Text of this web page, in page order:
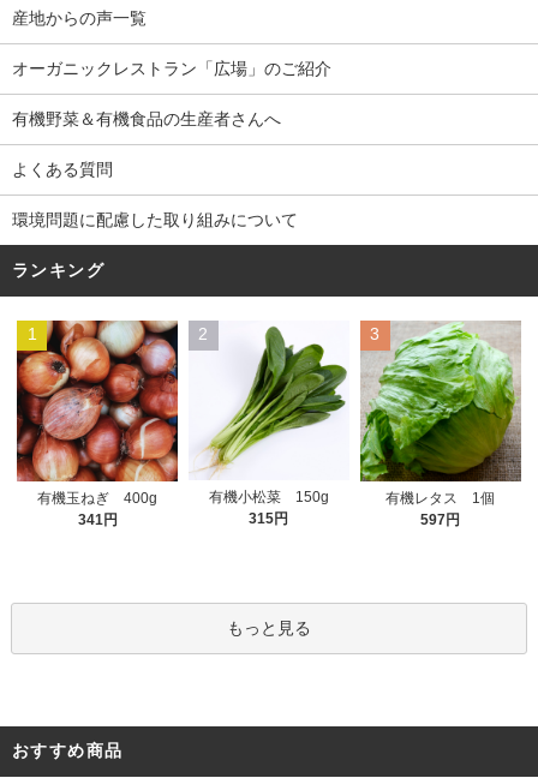
産地からの声一覧
オーガニックレストラン「広場」のご紹介
有機野菜＆有機食品の生産者さんへ
よくある質問
環境問題に配慮した取り組みについて
ランキング
1
有機玉ねぎ 400g
341円
2
有機小松菜 150g
315円
3
有機レタス 1個
597円
もっと見る
おすすめ商品